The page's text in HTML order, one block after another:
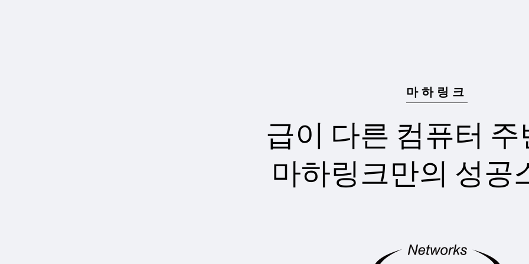
마하링크
급이 다른 컴퓨터 주
마하링크만의 성공